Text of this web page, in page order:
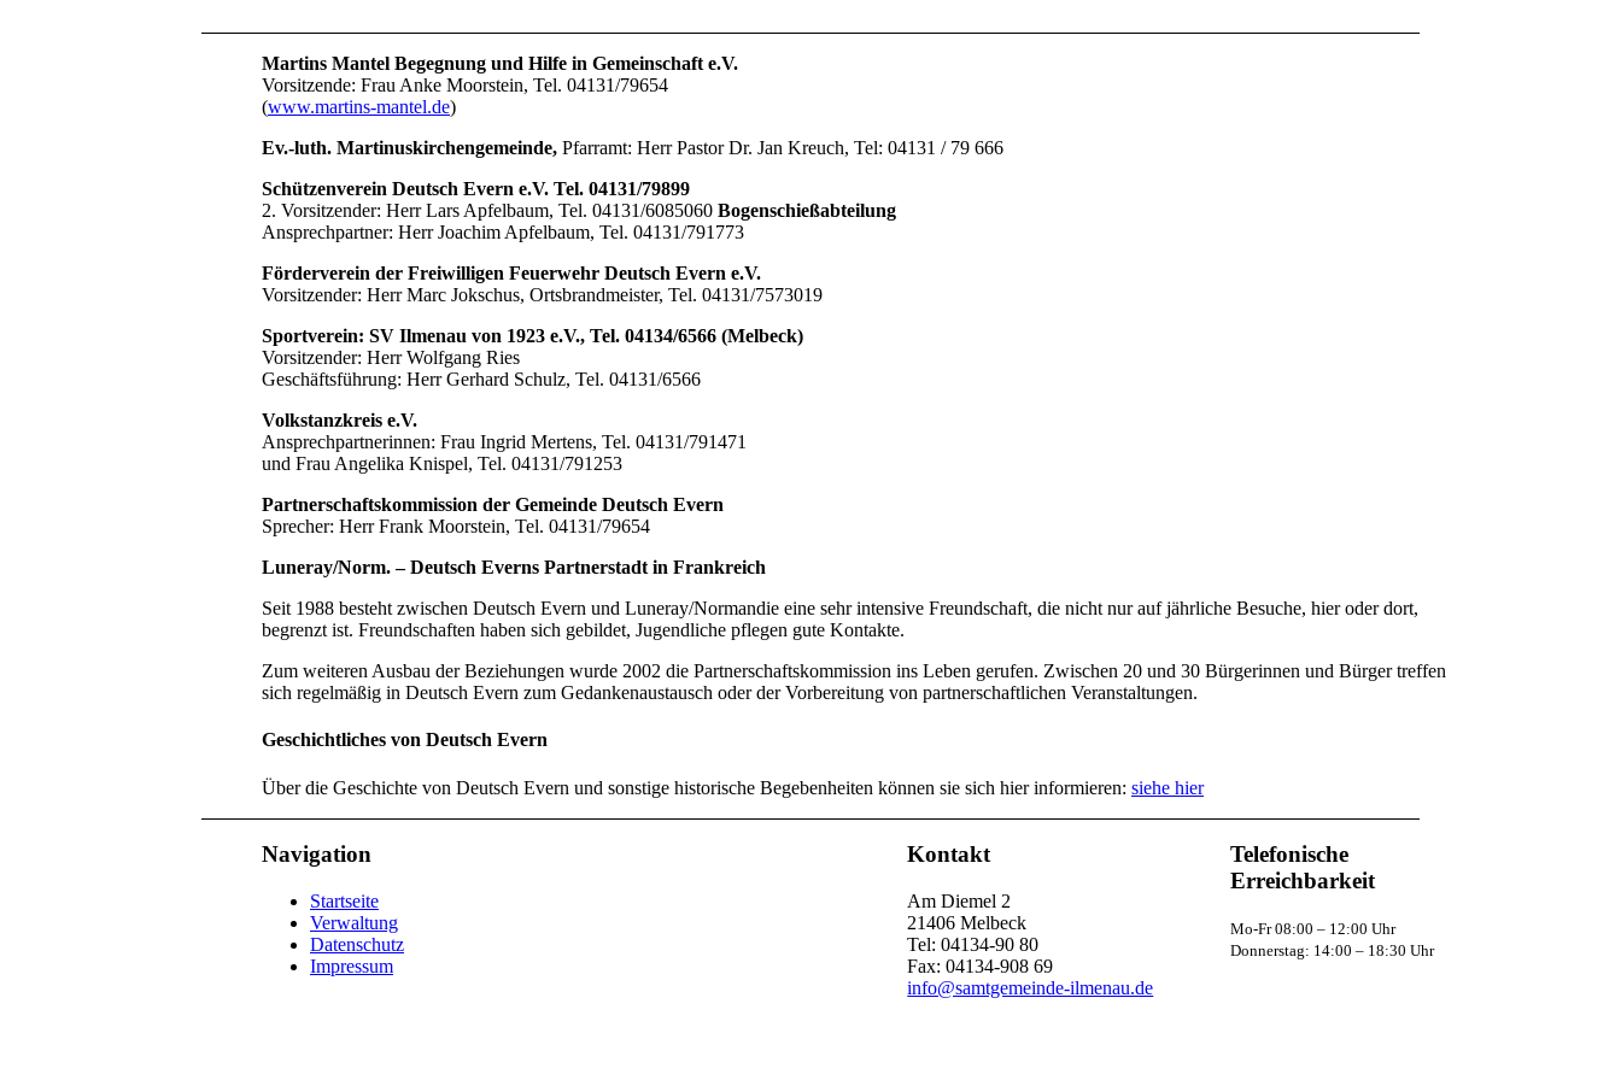
Martins Mantel Begegnung und Hilfe in Gemeinschaft e.V.
Vorsitzende: Frau Anke Moorstein, Tel. 04131/79654
(www.martins-mantel.de)
Ev.-luth. Martinuskirchengemeinde, Pfarramt: Herr Pastor Dr. Jan Kreuch, Tel: 04131 / 79 666
Schützenverein Deutsch Evern e.V. Tel. 04131/79899
2. Vorsitzender: Herr Lars Apfelbaum, Tel. 04131/6085060 Bogenschießabteilung
Ansprechpartner: Herr Joachim Apfelbaum, Tel. 04131/791773
Förderverein der Freiwilligen Feuerwehr Deutsch Evern e.V.
Vorsitzender: Herr Marc Jokschus, Ortsbrandmeister, Tel. 04131/7573019
Sportverein: SV Ilmenau von 1923 e.V., Tel. 04134/6566 (Melbeck)
Vorsitzender: Herr Wolfgang Ries
Geschäftsführung: Herr Gerhard Schulz, Tel. 04131/6566
Volkstanzkreis e.V.
Ansprechpartnerinnen: Frau Ingrid Mertens, Tel. 04131/791471
und Frau Angelika Knispel, Tel. 04131/791253
Partnerschaftskommission der Gemeinde Deutsch Evern
Sprecher: Herr Frank Moorstein, Tel. 04131/79654
Luneray/Norm. – Deutsch Everns Partnerstadt in Frankreich
Seit 1988 besteht zwischen Deutsch Evern und Luneray/Normandie eine sehr intensive Freundschaft, die nicht nur auf jährliche Besuche, hier oder dort,
begrenzt ist. Freundschaften haben sich gebildet, Jugendliche pflegen gute Kontakte.
Zum weiteren Ausbau der Beziehungen wurde 2002 die Partnerschaftskommission ins Leben gerufen. Zwischen 20 und 30 Bürgerinnen und Bürger treffen
sich regelmäßig in Deutsch Evern zum Gedankenaustausch oder der Vorbereitung von partnerschaftlichen Veranstaltungen.
Geschichtliches von Deutsch Evern
Über die Geschichte von Deutsch Evern und sonstige historische Begebenheiten können sie sich hier informieren: siehe hier
Navigation
Startseite
Verwaltung
Datenschutz
Impressum
Kontakt
Am Diemel 2
21406 Melbeck
Tel: 04134-90 80
Fax: 04134-908 69
info@samtgemeinde-ilmenau.de
Telefonische
Erreichbarkeit
Mo-Fr 08:00 – 12:00 Uhr
Donnerstag: 14:00 – 18:30 Uhr